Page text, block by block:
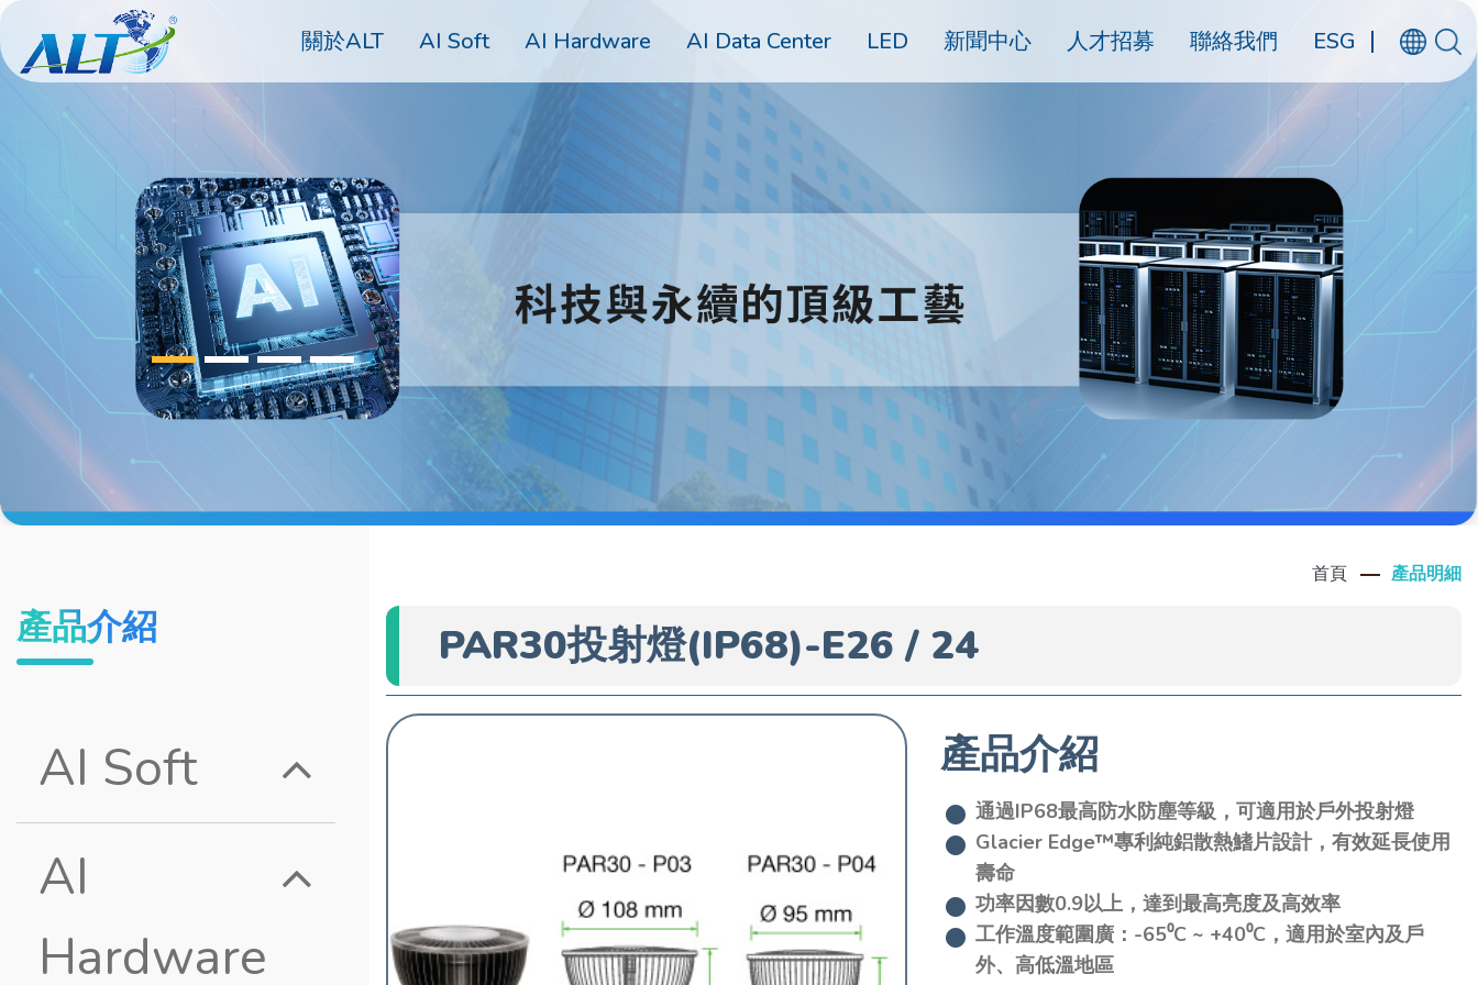
關於ALT AI Soft AI Hardware AI Data Center LED 新聞中心 人才招募 聯絡我們 ESG
產品介紹
AI Soft
AI
Hardware
首頁 產品明細
PAR30投射燈(IP68)-E26 / 24
產品介紹
通過IP68最高防水防塵等級，可適用於戶外投射燈
Glacier Edge™專利純鋁散熱鰭片設計，有效延長使用
壽命
功率因數0.9以上，達到最高亮度及高效率
工作溫度範圍廣：-65⁰C ~ +40⁰C，適用於室內及戶
外、高低溫地區